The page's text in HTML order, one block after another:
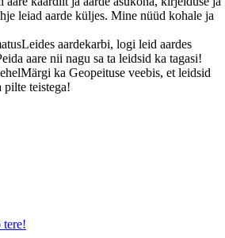
leiad aarde küljes. Mine nüüd kohale ja
Leides aardekarbi, logi leid aardes
aare nii nagu sa ta leidsid ka tagasi!
Märgi ka Geopeituse veebis, et leidsid
pilte teistega!
tere!